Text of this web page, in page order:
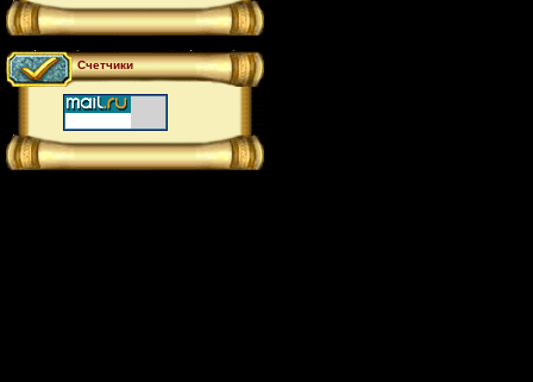
Счетчики